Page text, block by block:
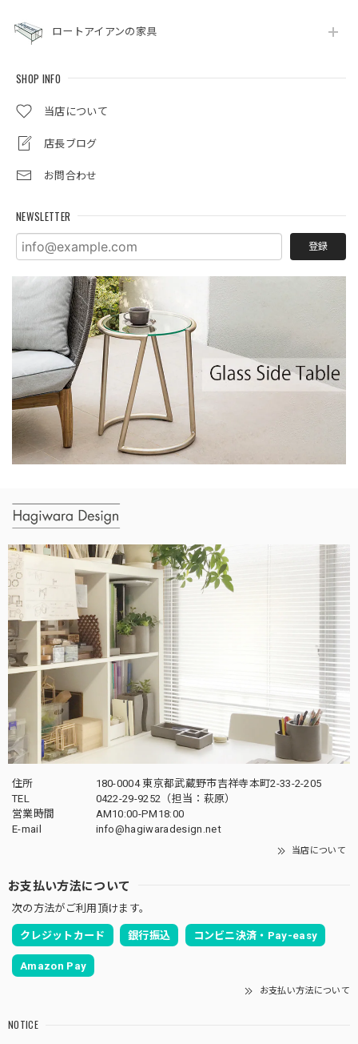
ロートアイアンの家具
SHOP INFO
当店について
店長ブログ
お問合わせ
NEWSLETTER
登録
住所
180-0004 東京都武蔵野市吉祥寺本町2-33-2-205
TEL
0422-29-9252（担当：萩原）
営業時間
AM10:00-PM18:00
E-mail
info@hagiwaradesign.net
当店について
お支払い方法について
次の方法がご利用頂けます。
クレジットカード 銀行振込 コンビニ決済・Pay-easy
Amazon Pay
お支払い方法について
NOTICE